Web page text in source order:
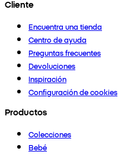
Cliente
Encuentra una tienda
Centro de ayuda
Preguntas frecuentes
Devoluciones
Inspiración
Configuración de cookies
Productos
Colecciones
Bebé